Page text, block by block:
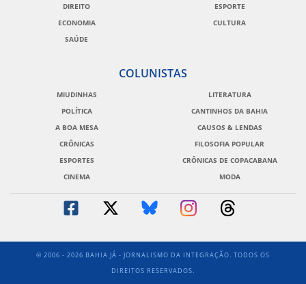
DIREITO
ECONOMIA
SAÚDE
ESPORTE
CULTURA
COLUNISTAS
MIUDINHAS
POLÍTICA
A BOA MESA
CRÔNICAS
ESPORTES
CINEMA
LITERATURA
CANTINHOS DA BAHIA
CAUSOS & LENDAS
FILOSOFIA POPULAR
CRÔNICAS DE COPACABANA
MODA
© 2006 - 2026 BAHIA JÁ - JORNALISMO DA INTEGRAÇÃO. TODOS OS
DIREITOS RESERVADOS.